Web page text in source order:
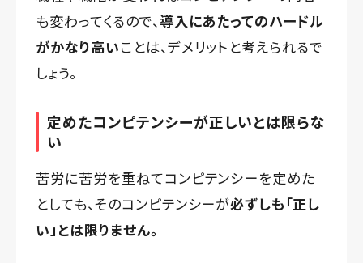
も変わってくるので、導入にあたってのハードル
がかなり高いことは、デメリットと考えられるで
しょう。
定めたコンピテンシーが正しいとは限らな
い
苦労に苦労を重ねてコンピテンシーを定めた
としても、そのコンピテンシーが必ずしも「正し
い」とは限りません。